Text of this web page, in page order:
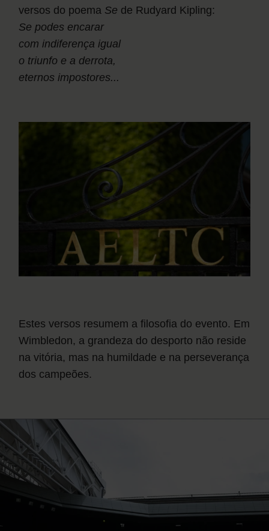
versos do poema Se de Rudyard Kipling:
Se podes encarar
com indiferença igual
o triunfo e a derrota,
eternos impostores...
Estes versos resumem a filosofia do evento. Em
Wimbledon, a grandeza do desporto não reside
na vitória, mas na humildade e na perseverança
dos campeões.